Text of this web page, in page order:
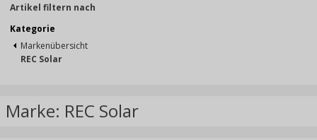
Artikel filtern nach
Kategorie
Markenübersicht
REC Solar
Marke: REC Solar